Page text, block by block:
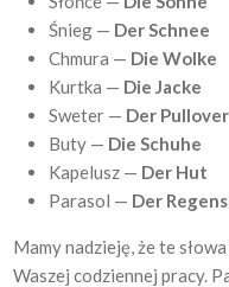
Śnieg — Der Schnee
Chmura — Die Wolke
Kurtka — Die Jacke
Sweter — Der Pullover
Buty — Die Schuhe
Kapelusz — Der Hut
Parasol — Der
Mamy nadzieję, że te
Waszej codziennej pracy.